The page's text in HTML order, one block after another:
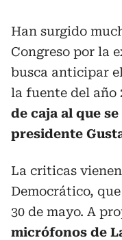
Han surgido
Congreso por la
busca anticipar
la fuente del año
de caja al que
presidente
La criticas
Democrático,
30 de mayo. A
micrófonos de